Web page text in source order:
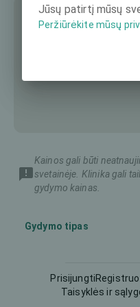
Kainos gali būti
svetainėje. Klinika gali
gydymo kainas.
Gydymo tipas
DiagnostikaPrisijungti
Taisyklės ir
Jūsų patirtį mūsų
Peržiūrėkite mūsų